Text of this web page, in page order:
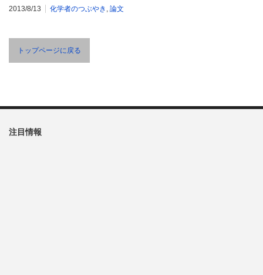
2013/8/13
化学者のつぶやき 論文
トップページに戻る
注目情報